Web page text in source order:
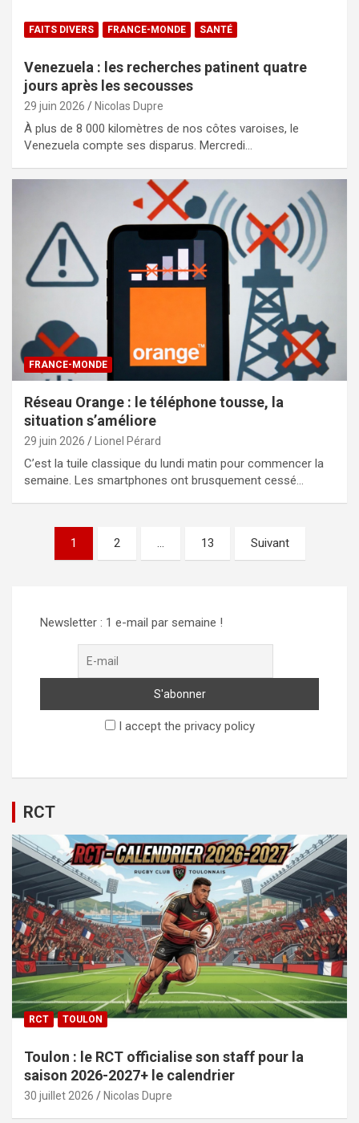
FAITS DIVERS FRANCE-MONDE SANTÉ
Venezuela : les recherches patinent quatre
jours après les secousses
29 juin 2026 Nicolas Dupre
À plus de 8 000 kilomètres de nos côtes varoises, le
Venezuela compte ses disparus. Mercredi…
FRANCE-MONDE
Réseau Orange : le téléphone tousse, la
situation s’améliore
29 juin 2026 Lionel Pérard
C’est la tuile classique du lundi matin pour commencer la
semaine. Les smartphones ont brusquement cessé…
Pagination
1 2 13 Suivant
Newsletter : 1 e-mail par semaine !
I accept the privacy policy
RCT
RCT TOULON
Toulon : le RCT officialise son staff pour la
saison 2026-2027+ le calendrier
30 juillet 2026 Nicolas Dupre